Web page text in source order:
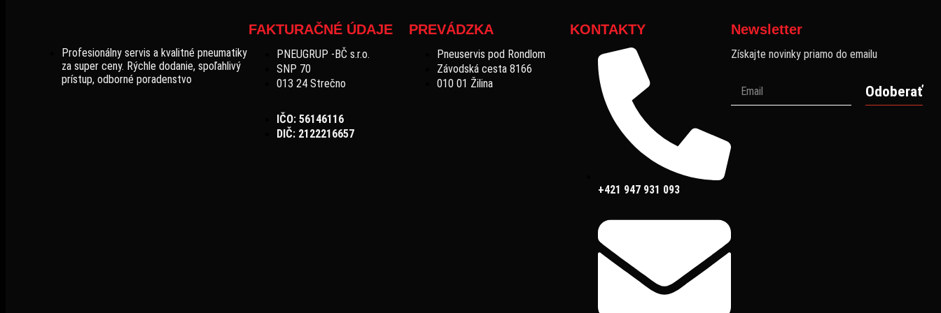
Profesionálny servis a kvalitné pneumatiky
za super ceny. Rýchle dodanie, spoľahlivý
prístup, odborné poradenstvo
FAKTURAČNÉ ÚDAJE
PNEUGRUP -BČ s.r.o.
SNP 70
013 24 Strečno
IČO: 56146116
DIČ: 2122216657
PREVÁDZKA
Pneuservis pod Rondlom
Závodská cesta 8166
010 01 Žilina
KONTAKTY
+421 947 931 093
Newsletter
Získajte novinky priamo do emailu
Odoberať